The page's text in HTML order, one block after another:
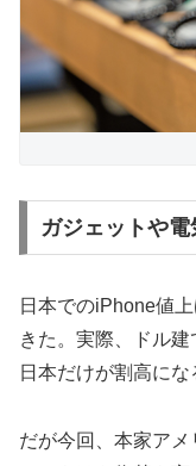
ガジェットや
日本でのiPhone値
きた。実際、ドル
日本だけが割高にな
だが今回、本家ア